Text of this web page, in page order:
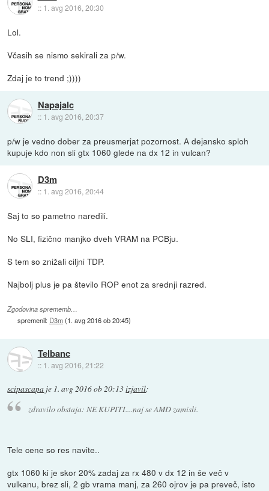
:: 1. avg 2016, 20:30
Lol.
Včasih se nismo sekirali za p/w.
Zdaj je to trend ;))))
Napajalc
:: 1. avg 2016, 20:37
p/w je vedno dober za preusmerjat pozornost. A dejansko sploh
kupuje kdo non sli gtx 1060 glede na dx 12 in vulcan?
D3m
:: 1. avg 2016, 20:44
Saj to so pametno naredili.
No SLI, fizično manjko dveh VRAM na PCBju.
S tem so znižali ciljni TDP.
Najbolj plus je pa število ROP enot za srednji razred.
Zgodovina sprememb…
spremenil: D3m(1. avg 2016 ob 20:45)
Telbanc
:: 1. avg 2016, 21:22
scipascapa je 1. avg 2016 ob 20:13izjavil:
zdravilo obstaja: NE KUPITI....naj se AMD zamisli.
Tele cene so res navite..
gtx 1060 ki je skor 20% zadaj za rx 480 v dx 12 in še več v
vulkanu, brez sli, 2 gb vrama manj, za 260 ojrov je pa preveč, isto